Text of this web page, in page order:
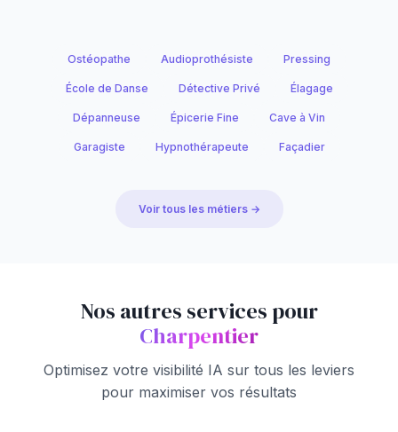
Ostéopathe Audioprothésiste Pressing
École de Danse Détective Privé Élagage
Dépanneuse Épicerie Fine Cave à Vin
Garagiste Hypnothérapeute Façadier
Voir tous les métiers →
Nos autres services pour
Charpentier
Optimisez votre visibilité IA sur tous les leviers
pour maximiser vos résultats